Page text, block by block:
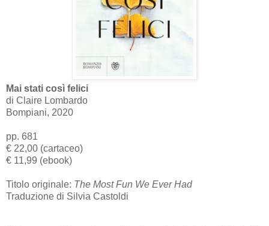
Mai stati così felici
di Claire Lombardo
Bompiani, 2020
pp. 681
€ 22,00 (cartaceo)
€ 11,99 (ebook)
Titolo originale: The Most Fun We Ever Had
Traduzione di Silvia Castoldi